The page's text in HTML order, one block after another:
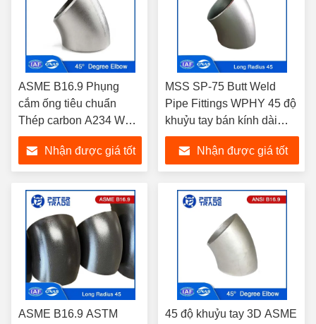
ASME B16.9 Phụng
cắm ống tiêu chuẩn
Thép carbon A234 WPB
45 độ khuỷu tay 3D 1/2
inch đến 48 inch cho
dầu mỏ
Nhận được giá tốt
MSS SP-75 Butt Weld
Pipe Fittings WPHY 45 độ
khuỷu tay bán kính dài
NPS 16 đến NPS 60
Nhận được giá tốt
ASME B16.9 ASTM
45 độ khuỷu tay 3D ASME